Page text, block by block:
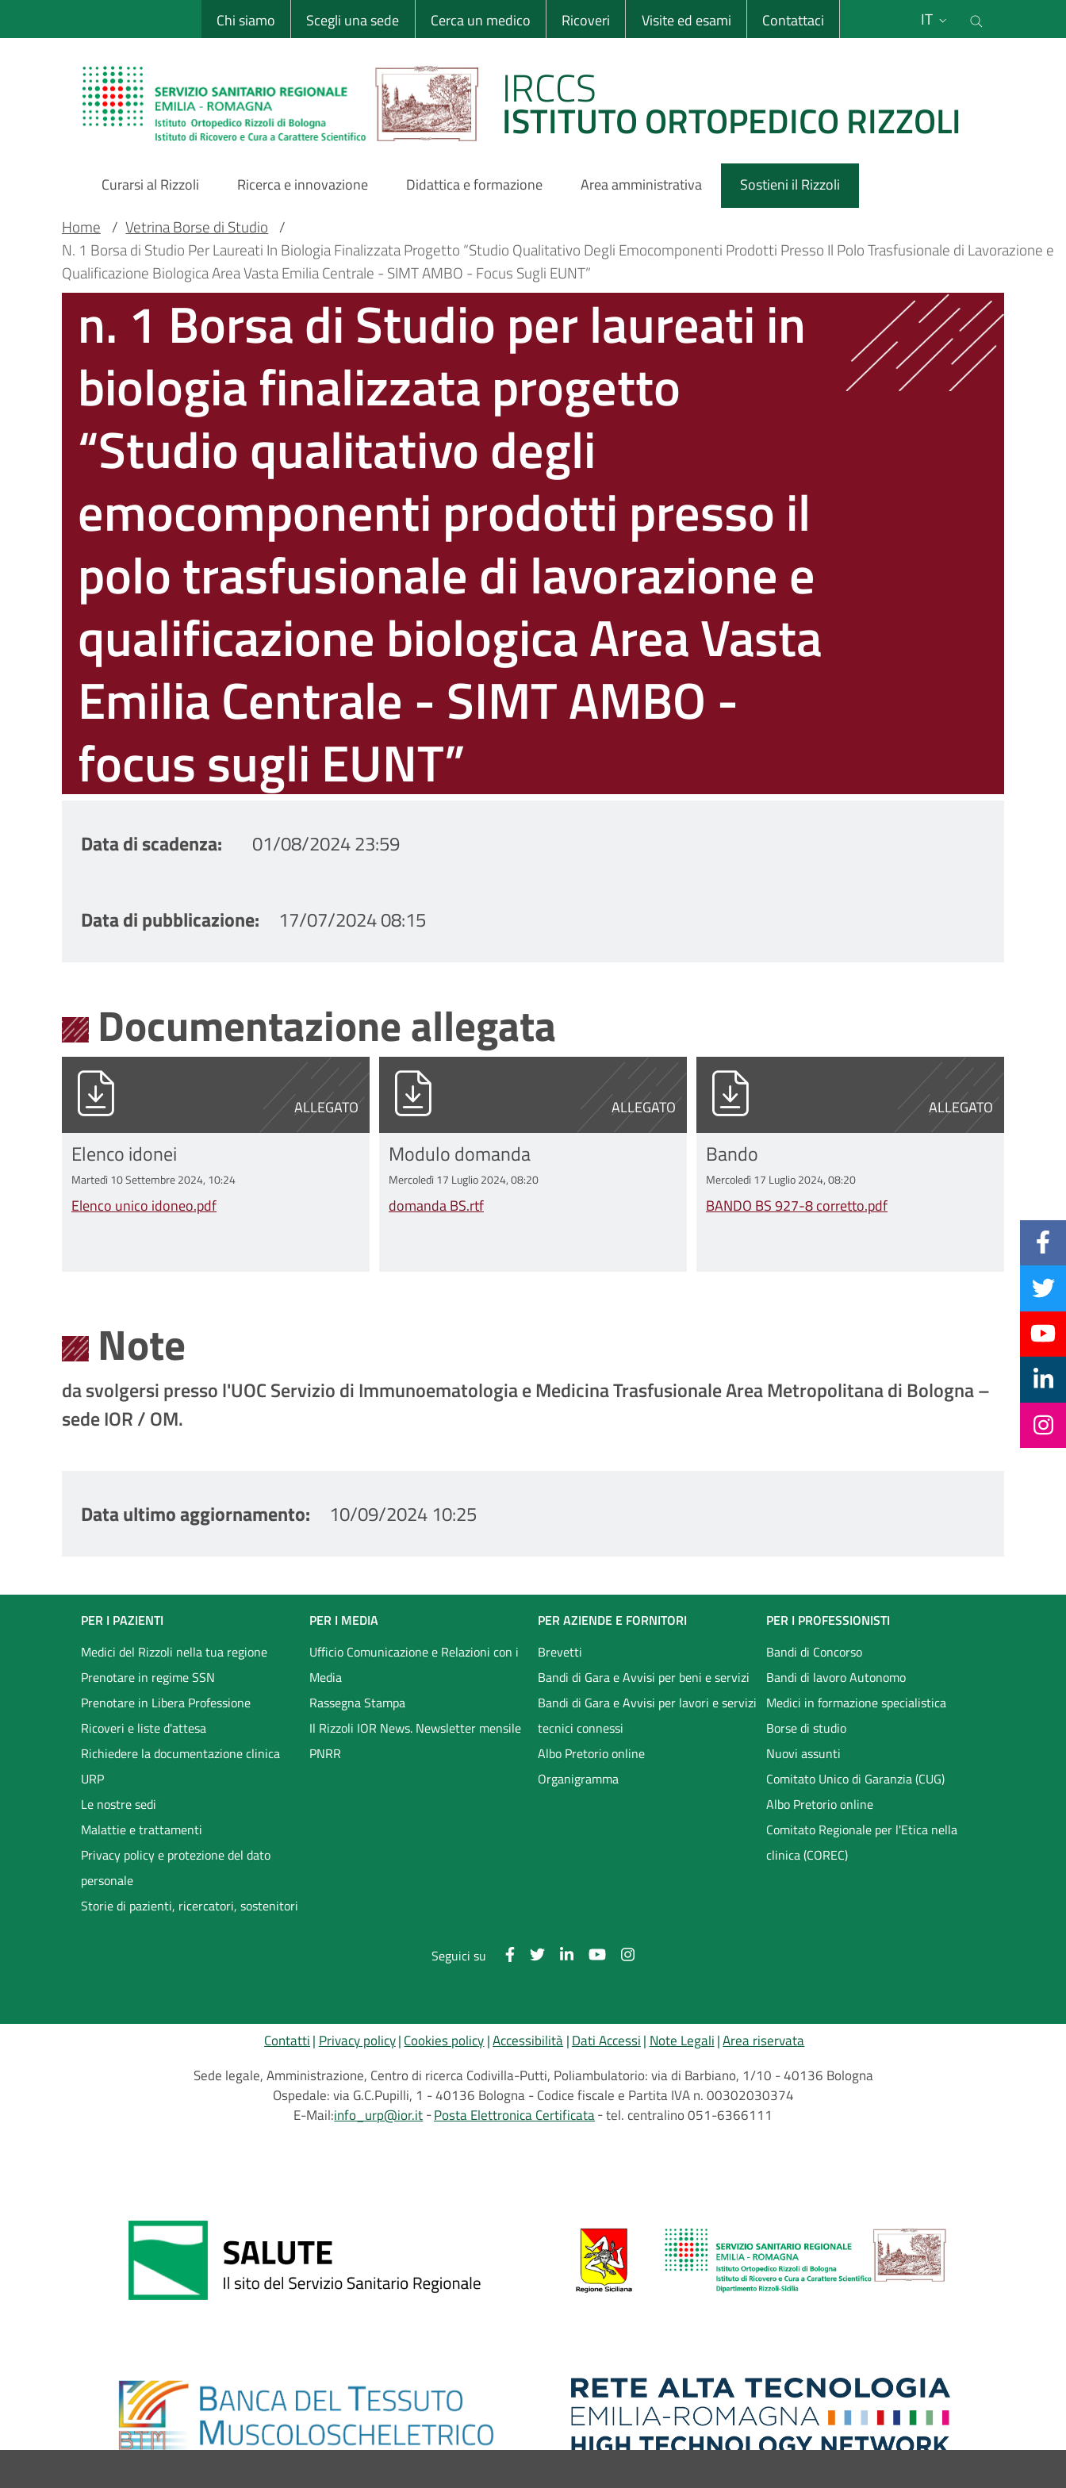
al
Sito Web Istituto Ortopedico Rizzoli
Chi siamo Scegli una sede Cerca un medico Ricoveri Visite ed esami Contattaci IT
IRCCS
ISTITUTO ORTOPEDICO RIZZOLI
Main
Navigation
Curarsi al Rizzoli Ricerca e innovazione Didattica e formazione Area amministrativa Sostieni il Rizzoli
Main container
Briciole
pane
Home / Vetrina Borse di Studio /
N. 1 Borsa di Studio Per Laureati In Biologia Finalizzata Progetto “Studio Qualitativo Degli Emocomponenti Prodotti Presso Il Polo Trasfusionale di Lavorazione e
Qualificazione Biologica Area Vasta Emilia Centrale - SIMT AMBO - Focus Sugli EUNT”
n. 1 Borsa di Studio per laureati in
biologia finalizzata progetto
“Studio qualitativo degli
emocomponenti prodotti presso il
polo trasfusionale di lavorazione e
qualificazione biologica Area Vasta
Emilia Centrale - SIMT AMBO -
focus sugli EUNT”
Data di scadenza 01/08/2024 23:59
Data di pubblicazione 17/07/2024 08:15
Documentazione allegata
ALLEGATO
Elenco unico idoneo.pdf
Elenco idonei
Martedì 10 Settembre 2024, 10:24
Elenco unico idoneo.pdf
ALLEGATO
domanda BS.rtf
Modulo domanda
Mercoledì 17 Luglio 2024, 08:20
domanda BS.rtf
ALLEGATO
BANDO BS 927-8 corretto.pdf
Bando
Mercoledì 17 Luglio 2024, 08:20
BANDO BS 927-8 corretto.pdf
Note
da svolgersi presso l'UOC Servizio di Immunoematologia e Medicina Trasfusionale Area Metropolitana di Bologna –
sede IOR / OM.
Data ultimo aggiornamento 10/09/2024 10:25
Footer
menu
PER I PAZIENTI
Medici del Rizzoli nella tua regione
Prenotare in regime SSN
Prenotare in Libera Professione
Ricoveri e liste d'attesa
Richiedere la documentazione clinica
URP
Le nostre sedi
Malattie e trattamenti
Privacy policy e protezione del dato
personale
Storie di pazienti, ricercatori, sostenitori
PER I MEDIA
Ufficio Comunicazione e Relazioni con i
Media
Rassegna Stampa
Il Rizzoli IOR News. Newsletter mensile
PNRR
PER AZIENDE E FORNITORI
Brevetti
Bandi di Gara e Avvisi per beni e servizi
Bandi di Gara e Avvisi per lavori e servizi
tecnici connessi
Albo Pretorio online
Organigramma
PER I PROFESSIONISTI
Bandi di Concorso
Bandi di lavoro Autonomo
Medici in formazione specialistica
Borse di studio
Nuovi assunti
Comitato Unico di Garanzia (CUG)
Albo Pretorio online
Comitato Regionale per l'Etica nella
clinica (COREC)
Seguici su
Contatti Privacy policy Cookies policy Accessibilità Dati Accessi Note Legali Area riservata
Sede legale, Amministrazione, Centro di ricerca Codivilla-Putti, Poliambulatorio: via di Barbiano, 1/10 - 40136 Bologna
Ospedale: via G.C.Pupilli, 1 - 40136 Bologna - Codice fiscale e Partita IVA n. 00302030374
E-Mail:info_urp@ior.it Posta Elettronica Certificata tel. centralino 051-6366111